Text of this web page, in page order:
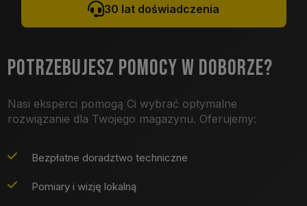
30 lat doświadczenia
POTRZEBUJESZ POMOCY W DOBORZE?
Nasi eksperci pomogą Ci wybrać optymalne
rozwiązanie dla Twojego magazynu. Oferujemy:
Bezpłatne doradztwo techniczne
Pomiary i wizję lokalną